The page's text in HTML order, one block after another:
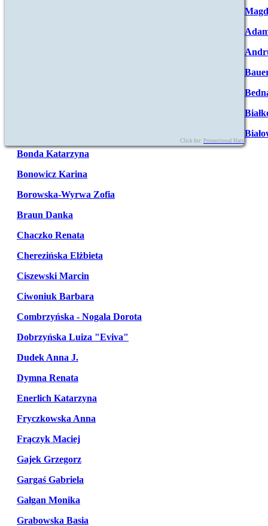
Click for: Promotional Hats
Bonda Katarzyna
Bonowicz Karina
Borowska-Wyrwa Zofia
Braun Danka
Chaczko Renata
Cherezińska Elżbieta
Ciszewski Marcin
Ciwoniuk Barbara
Combrzyńska - Nogala Dorota
Dobrzyńska Luiza "Eviva"
Dudek Anna J.
Dymna Renata
Enerlich Katarzyna
Fryczkowska Anna
Frączyk Maciej
Gajek Grzegorz
Gargaś Gabriela
Gałgan Monika
Grabowska Basia